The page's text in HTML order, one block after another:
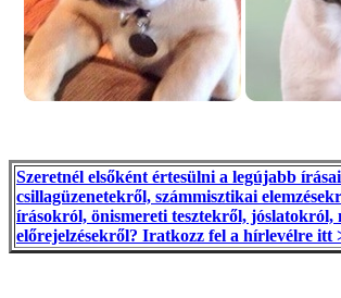
Szeretnél elsőként értesülni a legújabb
csillagüzenetekről, számmisztikai
írásokról, önismereti tesztekről, jóslatokról,
előrejelzésekről? Iratkozz fel a hírlevélre itt